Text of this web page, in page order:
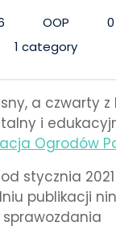
OOP
1 category
a czwarty
i
Ogrodów
stycznia
publikacji
sprawozdania